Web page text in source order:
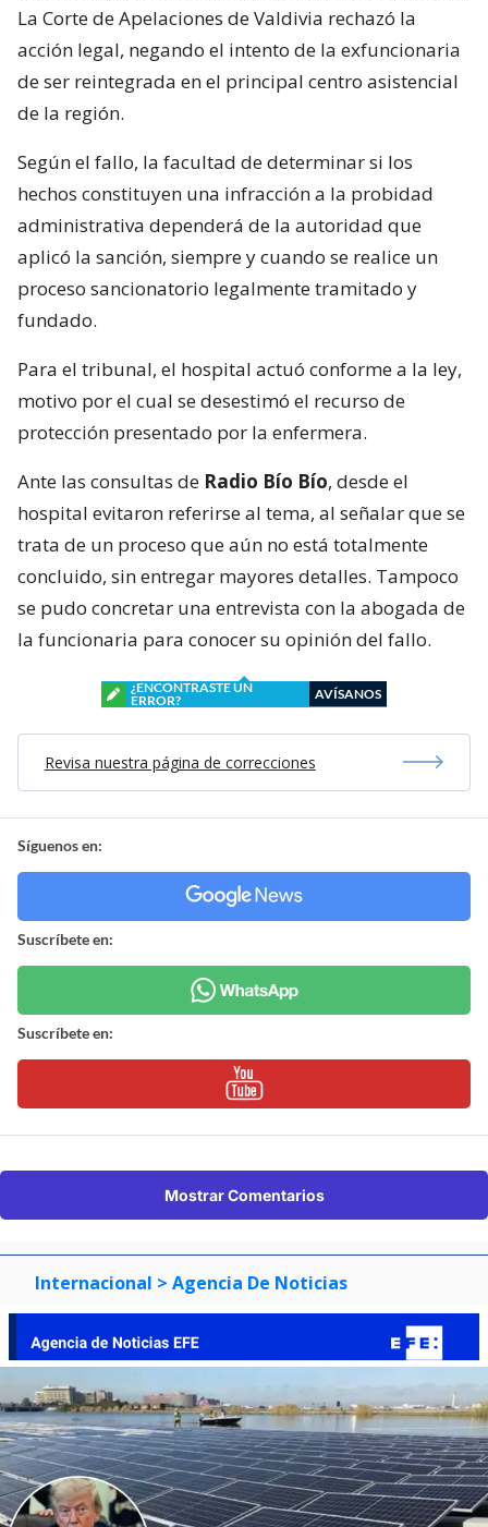
La Corte de Apelaciones de Valdivia rechazó la
acción legal, negando el intento de la exfuncionaria
de ser reintegrada en el principal centro asistencial
de la región.
Según el fallo, la facultad de determinar si los
hechos constituyen una infracción a la probidad
administrativa dependerá de la autoridad que
aplicó la sanción, siempre y cuando se realice un
proceso sancionatorio legalmente tramitado y
fundado.
Para el tribunal, el hospital actuó conforme a la ley,
motivo por el cual se desestimó el recurso de
protección presentado por la enfermera.
Ante las consultas de Radio Bío Bío, desde el
hospital evitaron referirse al tema, al señalar que se
trata de un proceso que aún no está totalmente
concluido, sin entregar mayores detalles. Tampoco
se pudo concretar una entrevista con la abogada de
la funcionaria para conocer su opinión del fallo.
¿ENCONTRASTE UN
ERROR?
AVÍSANOS
Revisa nuestra página de correcciones
Síguenos en:
Suscríbete en:
Suscríbete en:
Mostrar Comentarios
Internacional > Agencia De Noticias